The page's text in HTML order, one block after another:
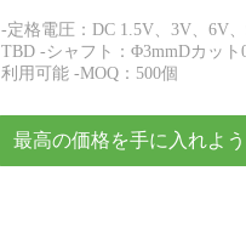
-定格電圧：DC 1.5V、3V、6V
TBD -シャフト：Φ3mmDカッ
利用可能 -MOQ：500個
最高の価格を手に入れよう